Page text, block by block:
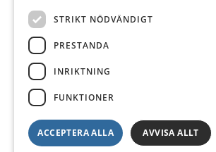
STRIKT NÖDVÄNDIGT
PRESTANDA
INRIKTNING
FUNKTIONER
ACCEPTERA ALLA AVVISA ALLT